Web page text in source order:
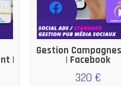
|
Gestion
| Facebook
320 €